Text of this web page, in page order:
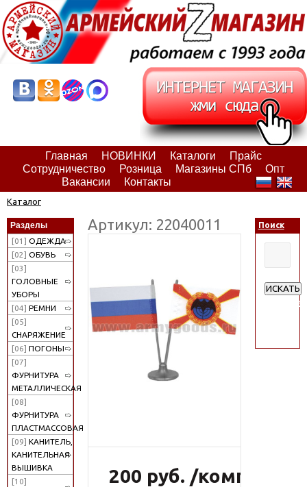
Главная НОВИНКИ Каталоги
Прайс
Сотрудничество
Розница Магазины СПб
Опт
Вакансии
Контакты
Каталог
Разделы
[01] ОДЕЖДА
[02] ОБУВЬ
[03]
ГОЛОВНЫЕ
УБОРЫ
[04] РЕМНИ
[05]
СНАРЯЖЕНИЕ
[06] ПОГОНЫ
[07]
ФУРНИТУРА
МЕТАЛЛИЧЕСКАЯ
[08]
ФУРНИТУРА
ПЛАСТМАССОВАЯ
[09] КАНИТЕЛЬ,
КАНИТЕЛЬНАЯ
ВЫШИВКА
[10]
Артикул: 22040011
200 руб. /компл
Поиск
ИСКАТЬ